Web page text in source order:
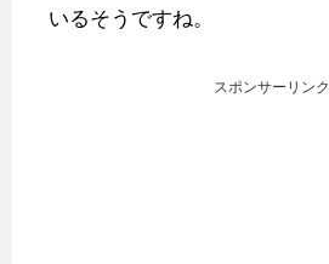
いるそうですね。
スポンサーリンク